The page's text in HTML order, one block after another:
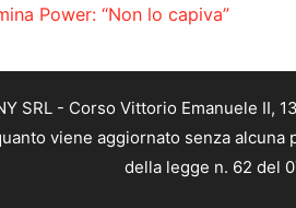
Power: “Non lo capiva”
SRL - Corso Vittorio Emanuele II,
viene aggiornato senza
della legge n. 62 del